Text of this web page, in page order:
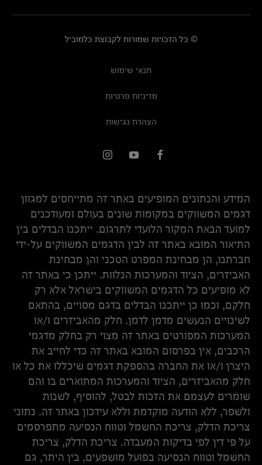
© כל הזכויות שמורות לקבוצת כלמוביל
תנאי שימוש
מדיניות פרטיות
הצהרת נגישות
המידע והנתונים המופיעים באתר זה מתייחסים למגוון
דגמים המשווקים במקומות שונים בעולם ומעודכנים
למועד הבאת המקור הלועדי לתרגום. ייתכנו הבדלים בין
התיאור המובא באתר זה לבין הדגמים המשווקים על-ידי
חברתנו, הן מבחינת המפרט הטכני והן מבחינת
האביזרים, הציוד והמערכות הנלוות. ייתכן כי באתר זה
לא מופיעים כל הדגמים המשווקים בישראל אלא רק
חלקם, וכמו כן ייתכנו הבדלים בדגם מסויים, בהתאם
לשינויים הנעשים מדמן לדמן. חלק מהאביזרים ו/או
המערכות המפורטים באתר זה מצוי רק בחלק מדגמי
הרכבים, אין בפרסום המובא באתר זה כדי לחייב את
היצרן ו/או את החברה בהספקת דגמים שיכללו את כל או
חלק מהאביזרים, הציוד והמערכות המתוארים בו והם
שומרים לעצמם את הזכות לבטל, להוסיף, לשנות
ולשפר, ללא הודעה מוקדמת וללא עידכון באתר זה. נתוני
צריכת הדלק, צריכת החשמל וטווח הנסיעה מתפרסמים
על פי דין לפי בדיקות המעבדה. צריכת הדלק, צריכת
החשמל וטווח הנסיעה בפועל מושפעים, בין היתר, גם